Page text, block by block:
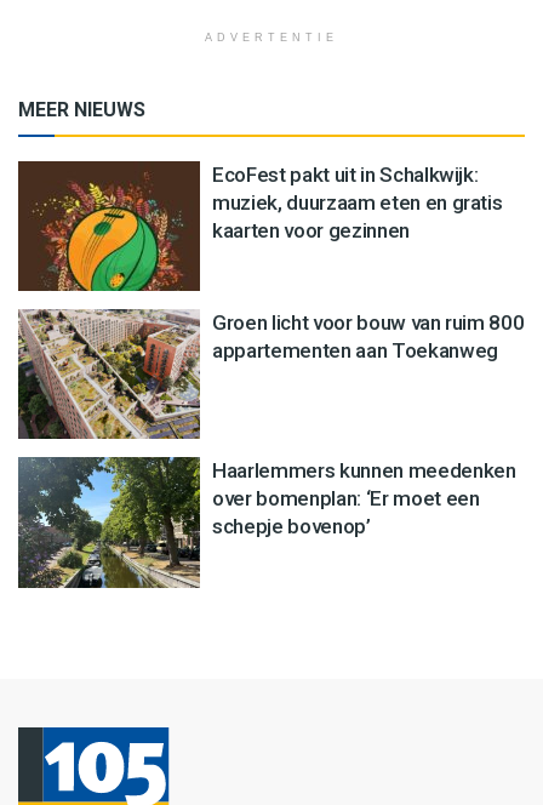
ADVERTENTIE
MEER NIEUWS
EcoFest pakt uit in Schalkwijk:
muziek, duurzaam eten en gratis
kaarten voor gezinnen
Groen licht voor bouw van ruim 800
appartementen aan Toekanweg
Haarlemmers kunnen meedenken
over bomenplan: ‘Er moet een
schepje bovenop’